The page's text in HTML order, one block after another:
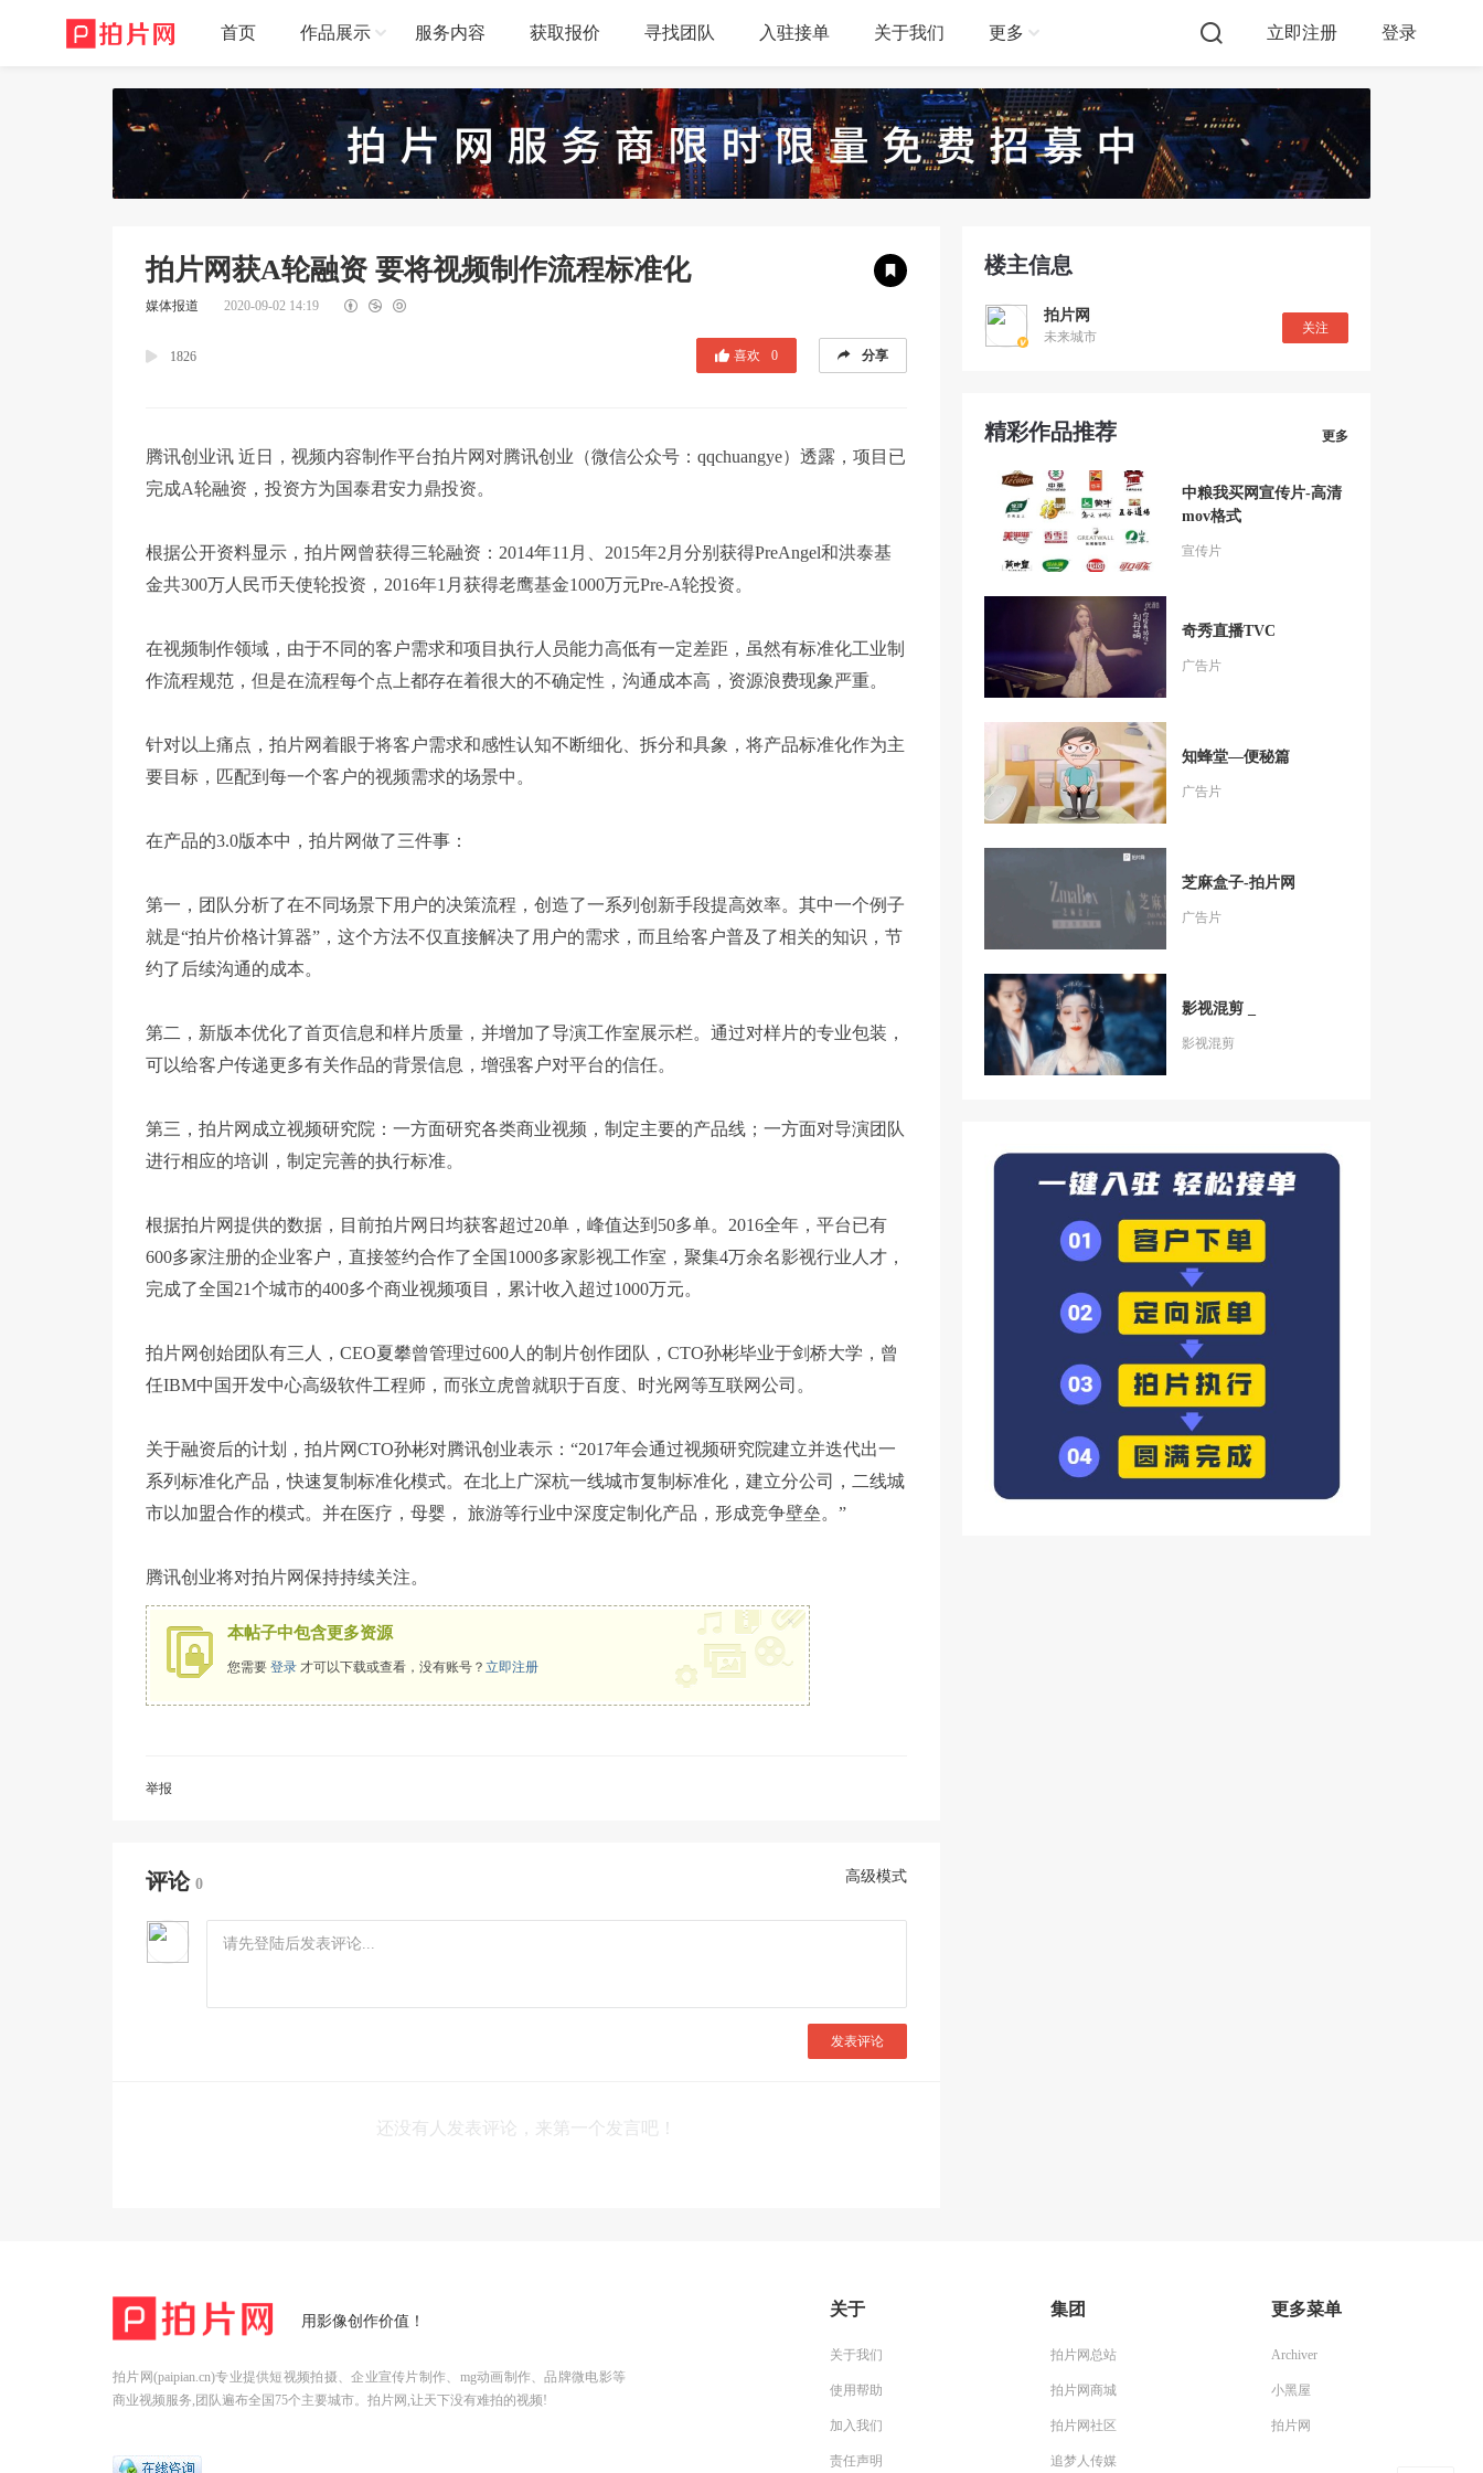
首页 作品展示 服务内容 获取报价 寻找团队 入驻接单 关于我们 更多 立即注册 登录
拍片网获A轮融资 要将视频制作流程标准化
媒体报道 2020-09-02 14:19
1826 喜欢 0 分享
腾讯创业讯 近日，视频内容制作平台拍片网对腾讯创业（微信公众号：qqchuangye）透露，项目已
完成A轮融资，投资方为国泰君安力鼎投资。
根据公开资料显示，拍片网曾获得三轮融资：2014年11月、2015年2月分别获得PreAngel和洪泰基
金共300万人民币天使轮投资，2016年1月获得老鹰基金1000万元Pre-A轮投资。
在视频制作领域，由于不同的客户需求和项目执行人员能力高低有一定差距，虽然有标准化工业制
作流程规范，但是在流程每个点上都存在着很大的不确定性，沟通成本高，资源浪费现象严重。
针对以上痛点，拍片网着眼于将客户需求和感性认知不断细化、拆分和具象，将产品标准化作为主
要目标，匹配到每一个客户的视频需求的场景中。
在产品的3.0版本中，拍片网做了三件事：
第一，团队分析了在不同场景下用户的决策流程，创造了一系列创新手段提高效率。其中一个例子
就是“拍片价格计算器”，这个方法不仅直接解决了用户的需求，而且给客户普及了相关的知识，节
约了后续沟通的成本。
第二，新版本优化了首页信息和样片质量，并增加了导演工作室展示栏。通过对样片的专业包装，
可以给客户传递更多有关作品的背景信息，增强客户对平台的信任。
第三，拍片网成立视频研究院：一方面研究各类商业视频，制定主要的产品线；一方面对导演团队
进行相应的培训，制定完善的执行标准。
根据拍片网提供的数据，目前拍片网日均获客超过20单，峰值达到50多单。2016全年，平台已有
600多家注册的企业客户，直接签约合作了全国1000多家影视工作室，聚集4万余名影视行业人才，
完成了全国21个城市的400多个商业视频项目，累计收入超过1000万元。
拍片网创始团队有三人，CEO夏攀曾管理过600人的制片创作团队，CTO孙彬毕业于剑桥大学，曾
任IBM中国开发中心高级软件工程师，而张立虎曾就职于百度、时光网等互联网公司。
关于融资后的计划，拍片网CTO孙彬对腾讯创业表示：“2017年会通过视频研究院建立并迭代出一
系列标准化产品，快速复制标准化模式。在北上广深杭一线城市复制标准化，建立分公司，二线城
市以加盟合作的模式。并在医疗，母婴， 旅游等行业中深度定制化产品，形成竞争壁垒。”
腾讯创业将对拍片网保持持续关注。
本帖子中包含更多资源
您需要 登录 才可以下载或查看，没有账号？ 立即注册
×
举报
评论 0 高级模式
发表评论
还没有人发表评论，来第一个发言吧！
楼主信息
拍片网
未来城市
关注
精彩作品推荐 更多
中粮我买网宣传片-高清
mov格式
宣传片
奇秀直播TVC
广告片
知蜂堂—便秘篇
广告片
芝麻盒子-拍片网
广告片
影视混剪 _
影视混剪
用影像创作价值！
拍片网(paipian.cn)专业提供短视频拍摄、企业宣传片制作、mg动画制作、品牌微电影等
商业视频服务,团队遍布全国75个主要城市。拍片网,让天下没有难拍的视频!
关于
关于我们
使用帮助
加入我们
责任声明
集团
拍片网总站
拍片网商城
拍片网社区
追梦人传媒
更多菜单
Archiver
小黑屋
拍片网